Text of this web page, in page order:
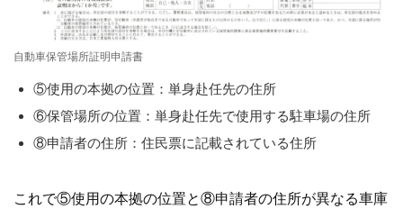
自動車保管場所証明申請書
⑤使用の本拠の位置：単身赴任先の住所
⑥保管場所の位置：単身赴任先で使用する駐車場の住所
⑧申請者の住所：住民票に記載されている住所
これで⑤使用の本拠の位置と⑧申請者の住所が異なる車庫